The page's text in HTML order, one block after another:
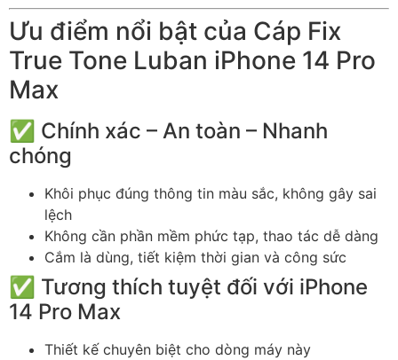
Ưu điểm nổi bật của Cáp Fix
True Tone Luban iPhone 14 Pro
Max
✅ Chính xác – An toàn – Nhanh
chóng
Khôi phục đúng thông tin màu sắc, không gây sai
lệch
Không cần phần mềm phức tạp, thao tác dễ dàng
Cắm là dùng, tiết kiệm thời gian và công sức
✅ Tương thích tuyệt đối với iPhone
14 Pro Max
Thiết kế chuyên biệt cho dòng máy này